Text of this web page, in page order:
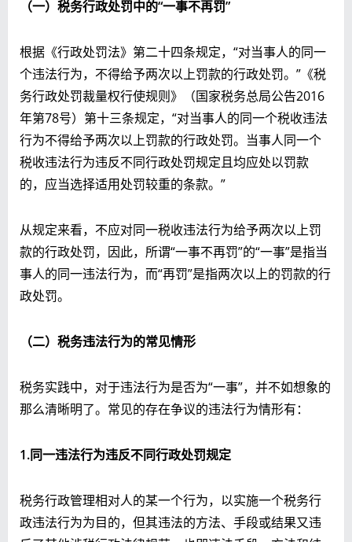
（一）税务行政处罚中的“一事不再罚”
根据《行政处罚法》第二十四条规定，“对当事人的同一
个违法行为，不得给予两次以上罚款的行政处罚。”《税
务行政处罚裁量权行使规则》（国家税务总局公告2016
年第78号）第十三条规定，“对当事人的同一个税收违法
行为不得给予两次以上罚款的行政处罚。当事人同一个
税收违法行为违反不同行政处罚规定且均应处以罚款
的，应当选择适用处罚较重的条款。”
从规定来看，不应对同一税收违法行为给予两次以上罚
款的行政处罚，因此，所谓“一事不再罚”的“一事”是指当
事人的同一违法行为，而“再罚”是指两次以上的罚款的行
政处罚。
（二）税务违法行为的常见情形
税务实践中，对于违法行为是否为“一事”，并不如想象的
那么清晰明了。常见的存在争议的违法行为情形有：
1.同一违法行为违反不同行政处罚规定
税务行政管理相对人的某一个行为，以实施一个税务行
政违法行为为目的，但其违法的方法、手段或结果又违